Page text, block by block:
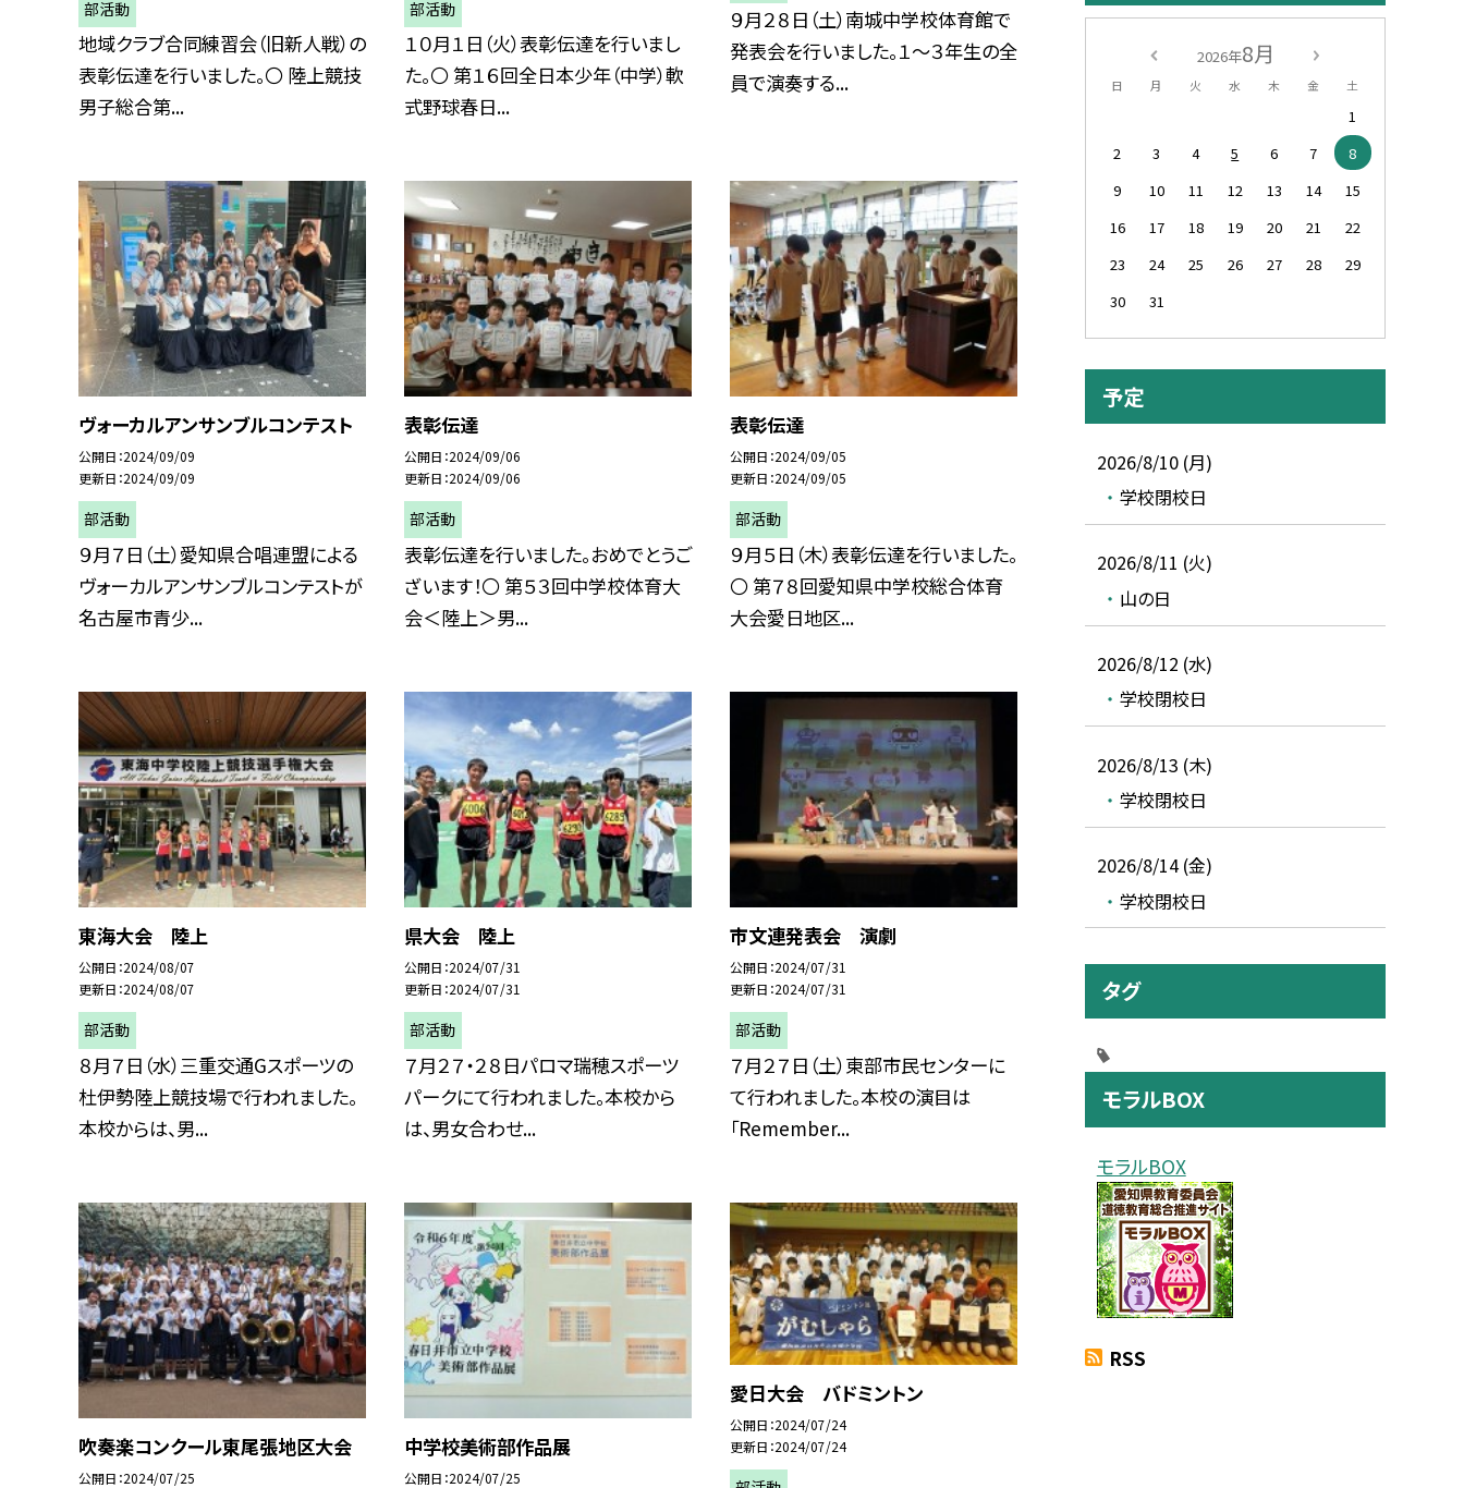
部活動
地域クラブ合同練習会（旧新人戦）の
表彰伝達を行いました。〇 陸上競技
男子総合第...
部活動
１０月１日（火）表彰伝達を行いまし
た。〇 第１６回全日本少年（中学）軟
式野球春日...
９月２８日（土）南城中学校体育館で
発表会を行いました。１～３年生の全
員で演奏する...
ヴォーカルアンサンブルコンテスト
公開日 2024/09/09
更新日 2024/09/09
部活動
９月７日（土）愛知県合唱連盟による
ヴォーカルアンサンブルコンテストが
名古屋市青少...
表彰伝達
公開日 2024/09/06
更新日 2024/09/06
部活動
表彰伝達を行いました。おめでとうご
ざいます！〇 第５３回中学校体育大
会＜陸上＞男...
表彰伝達
公開日 2024/09/05
更新日 2024/09/05
部活動
９月５日（木）表彰伝達を行いました。
〇 第７８回愛知県中学校総合体育
大会愛日地区...
東海大会 陸上
公開日 2024/08/07
更新日 2024/08/07
部活動
８月７日（水）三重交通Gスポーツの
杜伊勢陸上競技場で行われました。
本校からは、男...
県大会 陸上
公開日 2024/07/31
更新日 2024/07/31
部活動
７月２７・２８日パロマ瑞穂スポーツ
パークにて行われました。本校から
は、男女合わせ...
市文連発表会 演劇
公開日 2024/07/31
更新日 2024/07/31
部活動
７月２７日（土）東部市民センターに
て行われました。本校の演目は
「Remember...
吹奏楽コンクール東尾張地区大会
公開日 2024/07/25
中学校美術部作品展
公開日 2024/07/25
愛日大会 バドミントン
公開日 2024/07/24
更新日 2024/07/24
2026年8月
日 月 火 水 木 金 土
1
2
3 4 5 6 7
8
9
10 11 12 13 14
15
16
17 18 19 20 21
22
23
24 25 26 27 28
29
30
31
予定
2026/8/10 (月)
学校閉校日
2026/8/11 (火)
山の日
2026/8/12 (水)
学校閉校日
2026/8/13 (木)
学校閉校日
2026/8/14 (金)
学校閉校日
タグ
モラルBOX
モラルBOX
RSS